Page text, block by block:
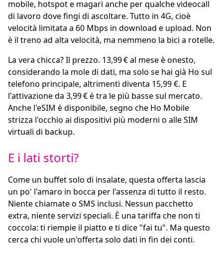
mobile, hotspot e magari anche per qualche videocall
di lavoro dove fingi di ascoltare. Tutto in 4G, cioè
velocità limitata a 60 Mbps in download e upload. Non
è il treno ad alta velocità, ma nemmeno la bici a rotelle.
La vera chicca? Il prezzo. 13,99 € al mese è onesto,
considerando la mole di dati, ma solo se hai già Ho sul
telefono principale, altrimenti diventa 15,99 €. E
l'attivazione da 3,99 € è tra le più basse sul mercato.
Anche l'eSIM è disponibile, segno che Ho Mobile
strizza l'occhio ai dispositivi più moderni o alle SIM
virtuali di backup.
E i lati storti?
Come un buffet solo di insalate, questa offerta lascia
un po' l'amaro in bocca per l'assenza di tutto il resto.
Niente chiamate o SMS inclusi. Nessun pacchetto
extra, niente servizi speciali. È una tariffa che non ti
coccola: ti riempie il piatto e ti dice "fai tu". Ma questo
cerca chi vuole un'offerta solo dati in fin dei conti.